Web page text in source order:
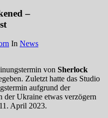
–
In News
von Sherlock
Zuletzt hatte das Studio
aufgrund der
der Ukraine etwas verzögern
April 2023.